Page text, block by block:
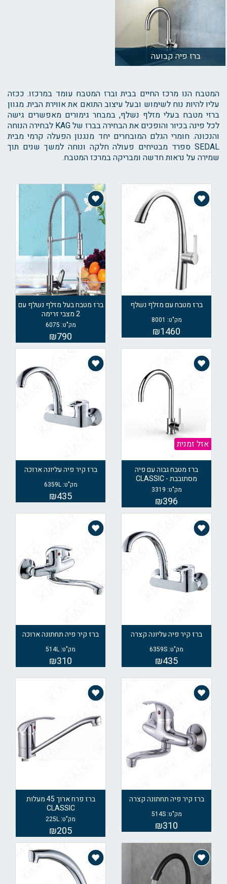
ברז פיה קבועה
המטבח הנו מרכז החיים בבית וברז המטבח עומד במרכזו. ככזה
עליו להיות נוח לשימוש ובעל עיצוב התואם את אווירת הבית. מגוון
ברזי מטבח בעלי מזלף נשלף, במבחר גימורים מאפשרים גישה
לכל פינה בכיור והופכים את הבחירה בברז של KAG לבחירה הנוחה
והנכונה. חומרי הגלם המובחרים יחד מנגנון הפעלה קרמי מבית
SEDAL ספרד מבטיחים פעולה חלקה ונוחה למשך שנים תוך
שמירה על נראות חדשה ומבריקה במרכז המטבח.
ברז מטבח עם מזלף נשלף
מק"ט: 8001
₪1460
ברז מטבח בעל מזלף נשלף עם
2 מצבי זרימה
מק"ט: 6075
₪790
אזל זמנית
ברז מטבח גבוה עם פיה
מסתובבת - CLASSIC
מק"ט: 3319
₪396
ברז קיר פיה עליונה ארוכה
מק"ט: 6359L
₪435
ברז קיר פיה עליונה קצרה
מק"ט: 6359S
₪435
ברז קיר פיה תחתונה ארוכה
מק"ט: 514L
₪310
ברז קיר פיה תחתונה קצרה
מק"ט: 514S
₪310
ברז פרח ארוך 45 מעלות
CLASSIC
מק"ט: 225L
₪205